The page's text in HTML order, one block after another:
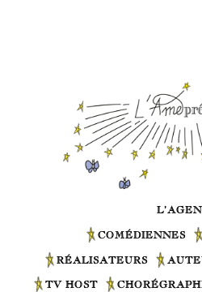
COMÉDIENNES
RÉALISATEURS
TV HOST